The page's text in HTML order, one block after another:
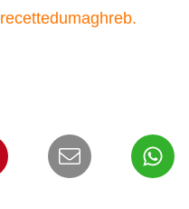
recettedumaghreb.